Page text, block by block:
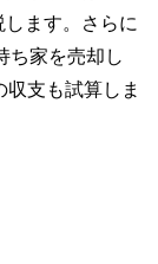
ます。さらに
ち家を売却し
支も試算しま